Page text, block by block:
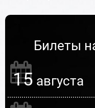
Билеты
15 августа